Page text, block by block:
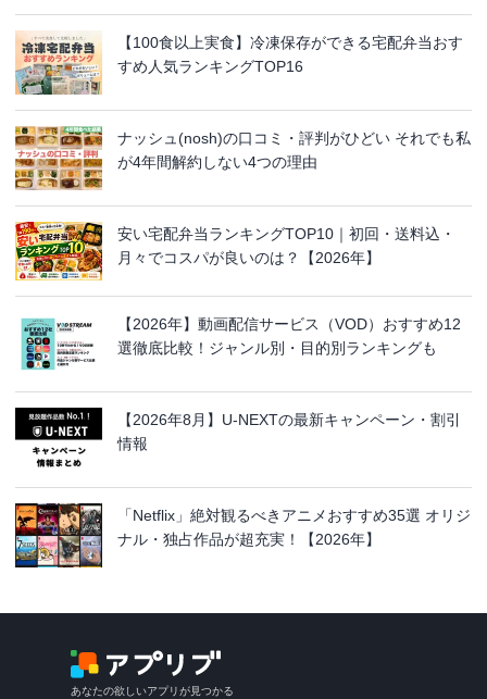
【100食以上実食】冷凍保存ができる宅配弁当おす
すめ人気ランキングTOP16
ナッシュ(nosh)の口コミ・評判がひどい それでも私
が4年間解約しない4つの理由
安い宅配弁当ランキングTOP10｜初回・送料込・
月々でコスパが良いのは？【2026年】
【2026年】動画配信サービス（VOD）おすすめ12
選徹底比較！ジャンル別・目的別ランキングも
【2026年8月】U-NEXTの最新キャンペーン・割引
情報
「Netflix」絶対観るべきアニメおすすめ35選 オリジ
ナル・独占作品が超充実！【2026年】
あなたの欲しいアプリが見つかる